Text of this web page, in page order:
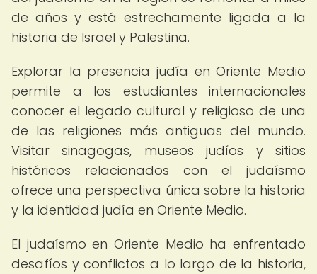
de años y está estrechamente ligada a la
historia de Israel y Palestina.
Explorar la presencia judía en Oriente Medio
permite a los estudiantes internacionales
conocer el legado cultural y religioso de una
de las religiones más antiguas del mundo.
Visitar sinagogas, museos judíos y sitios
históricos relacionados con el judaísmo
ofrece una perspectiva única sobre la historia
y la identidad judía en Oriente Medio.
El judaísmo en Oriente Medio ha enfrentado
desafíos y conflictos a lo largo de la historia,